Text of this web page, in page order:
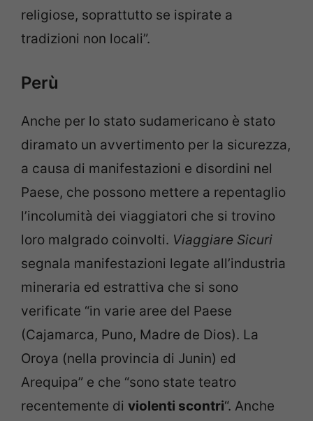
religiose, soprattutto se ispirate a
tradizioni non locali”.
Perù
Anche per lo stato sudamericano è stato
diramato un avvertimento per la sicurezza,
a causa di manifestazioni e disordini nel
Paese, che possono mettere a repentaglio
l’incolumità dei viaggiatori che si trovino
loro malgrado coinvolti. Viaggiare Sicuri
segnala manifestazioni legate all’industria
mineraria ed estrattiva che si sono
verificate “in varie aree del Paese
(Cajamarca, Puno, Madre de Dios). La
Oroya (nella provincia di Junin) ed
Arequipa” e che “sono state teatro
recentemente di violenti scontri“. Anche